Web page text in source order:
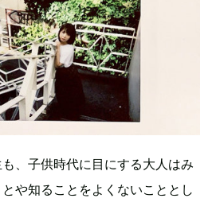
、子供時代に目にする大人はみ
や知ることをよくないこととし